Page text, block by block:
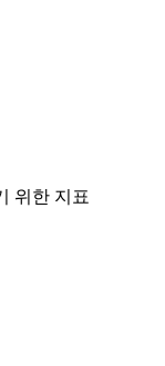
위한 지표